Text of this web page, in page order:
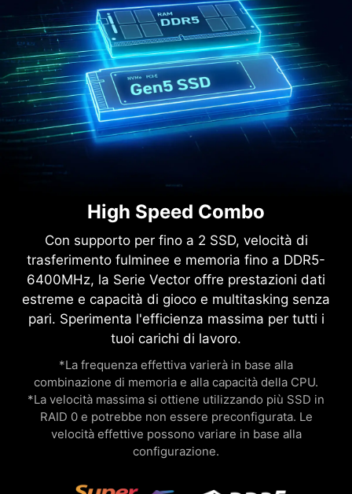
High Speed Combo
Con supporto per fino a 2 SSD, velocità di
trasferimento fulminee e memoria fino a DDR5-
6400MHz, la Serie Vector offre prestazioni dati
estreme e capacità di gioco e multitasking senza
pari. Sperimenta l'efficienza massima per tutti i
tuoi carichi di lavoro.
*La frequenza effettiva varierà in base alla
combinazione di memoria e alla capacità della CPU.
*La velocità massima si ottiene utilizzando più SSD in
RAID 0 e potrebbe non essere preconfigurata. Le
velocità effettive possono variare in base alla
configurazione.